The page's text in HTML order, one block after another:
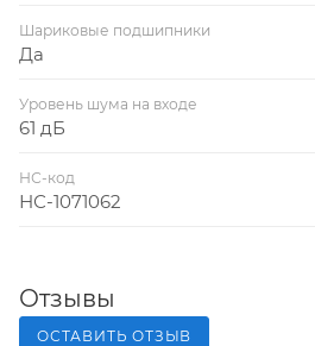
Шариковые подшипники
Да
Уровень шума на входе
61 дБ
НС-код
НС-1071062
Отзывы
ОСТАВИТЬ ОТЗЫВ